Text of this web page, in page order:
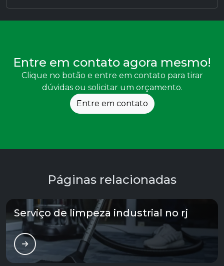
Entre em contato agora mesmo!
Clique no botão e entre em contato para tirar
dúvidas ou solicitar um orçamento.
Entre em contato
Páginas relacionadas
Serviço de limpeza industrial no rj